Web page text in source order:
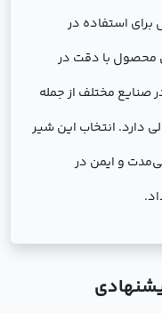
برای استفاده در
با دقت در
صنایع مختلف از جمله
دارد. انتخاب این شیر
و ایمن در